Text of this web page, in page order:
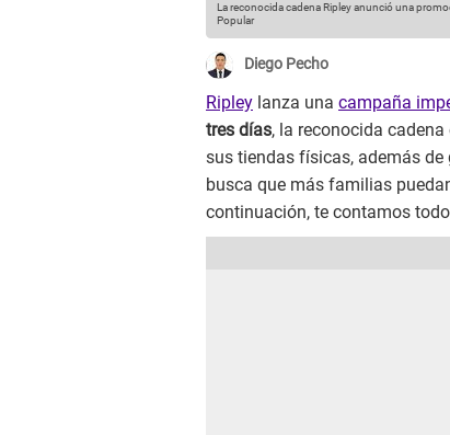
La reconocida cadena Ripley anunció una
Popular
Diego Pecho
Ripley lanza una campaña
tres días, la reconocida
sus tiendas físicas, además
busca que más familias
continuación, te contamos